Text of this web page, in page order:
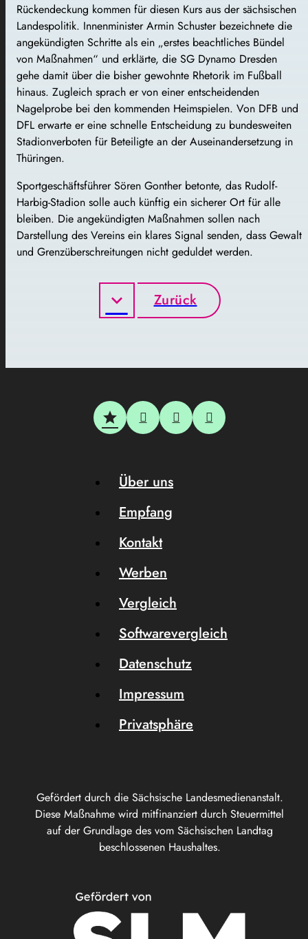
Rückendeckung kommen für diesen Kurs aus der sächsischen
Landespolitik. Innenminister Armin Schuster bezeichnete die
angekündigten Schritte als ein „erstes beachtliches Bündel
von Maßnahmen“ und erklärte, die SG Dynamo Dresden
gehe damit über die bisher gewohnte Rhetorik im Fußball
hinaus. Zugleich sprach er von einer entscheidenden
Nagelprobe bei den kommenden Heimspielen. Von DFB und
DFL erwarte er eine schnelle Entscheidung zu bundesweiten
Stadionverboten für Beteiligte an der Auseinandersetzung in
Thüringen.
Sportgeschäftsführer Sören Gonther betonte, das Rudolf-
Harbig-Stadion solle auch künftig ein sicherer Ort für alle
bleiben. Die angekündigten Maßnahmen sollen nach
Darstellung des Vereins ein klares Signal senden, dass Gewalt
und Grenzüberschreitungen nicht geduldet werden.
Zurück
Gefördert durch die Sächsische Landesmedienanstalt.
Diese Maßnahme wird mitfinanziert durch Steuermittel
auf der Grundlage des vom Sächsischen Landtag
beschlossenen Haushaltes.
Über uns
Empfang
Kontakt
Werben
Vergleich
Softwarevergleich
Datenschutz
Impressum
Privatsphäre